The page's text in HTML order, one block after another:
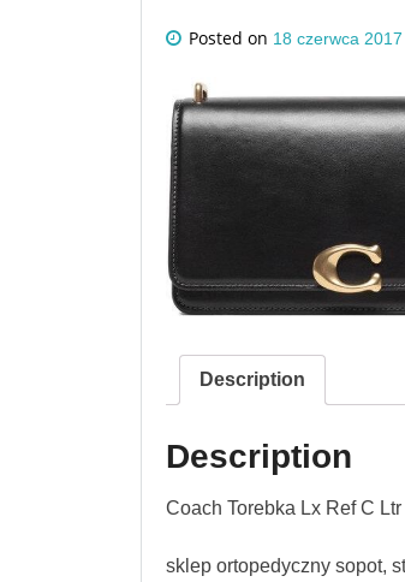
Posted on 18 czerwca 2017
Description
Description
Coach Torebka Lx Ref C
sklep ortopedyczny sopot,